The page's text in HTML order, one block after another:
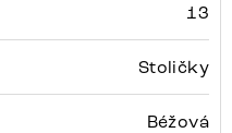
13
Stoličky
Béžová